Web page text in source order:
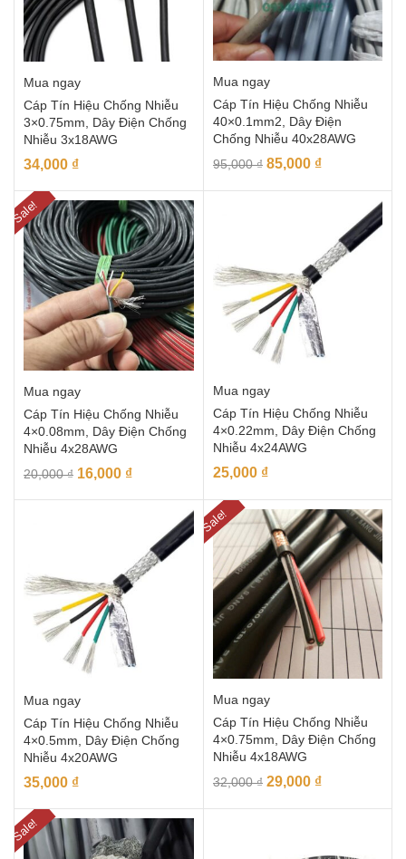
Mua ngay
Cáp Tín Hiệu Chống Nhiễu
3×0.75mm, Dây Điện Chống
Nhiễu 3x18AWG
34,000 ₫
Mua ngay
Cáp Tín Hiệu Chống Nhiễu
40×0.1mm2, Dây Điện
Chống Nhiễu 40x28AWG
95,000₫ 85,000 ₫
Sale!
Mua ngay
Cáp Tín Hiệu Chống Nhiễu
4×0.08mm, Dây Điện Chống
Nhiễu 4x28AWG
20,000₫ 16,000 ₫
Mua ngay
Cáp Tín Hiệu Chống Nhiễu
4×0.22mm, Dây Điện Chống
Nhiễu 4x24AWG
25,000 ₫
Mua ngay
Cáp Tín Hiệu Chống Nhiễu
4×0.5mm, Dây Điện Chống
Nhiễu 4x20AWG
35,000 ₫
Sale!
Mua ngay
Cáp Tín Hiệu Chống Nhiễu
4×0.75mm, Dây Điện Chống
Nhiễu 4x18AWG
32,000₫ 29,000 ₫
Sale!